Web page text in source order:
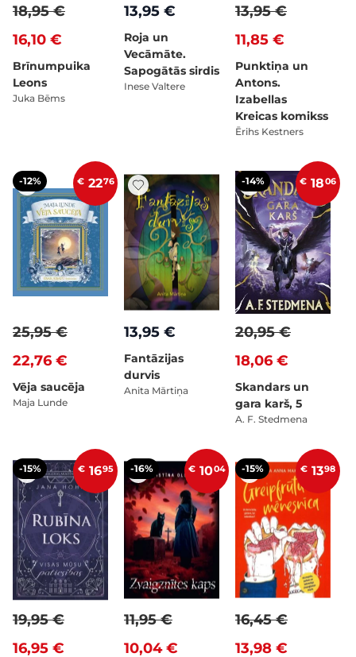
16,10 €
18,95 €
Brīnumpuika
Leons
Juka Bēms
13,95 €
Roja un
Vecāmāte.
Sapogātās sirdis
Inese Valtere
11,85 €
13,95 €
Punktiņa un
Antons.
Izabellas
Kreicas komikss
Ērihs Kestners
-12% € 2276
22,76 €
25,95 €
Vēja saucēja
Maja Lunde
13,95 €
Fantāzijas
durvis
Anita Mārtiņa
-14% € 1806
18,06 €
20,95 €
Skandars un
gara karš, 5
A. F. Stedmena
-15% € 1695
16,95 €
19,95 €
-16% € 1004
10,04 €
11,95 €
-15% € 1398
13,98 €
16,45 €